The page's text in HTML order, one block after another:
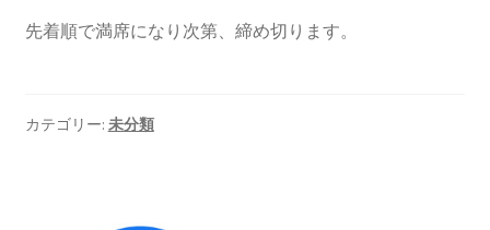
問合せ・メルマガ
先着順で満席になり次第、締め切ります。
カテゴリー: 未分類